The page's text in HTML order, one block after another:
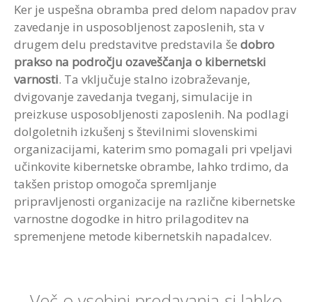
Ker je uspešna obramba pred delom napadov prav
zavedanje in usposobljenost zaposlenih, sta v
drugem delu predstavitve predstavila še dobro
prakso na področju ozaveščanja o kibernetski
varnosti. Ta vključuje stalno izobraževanje,
dvigovanje zavedanja tveganj, simulacije in
preizkuse usposobljenosti zaposlenih. Na podlagi
dolgoletnih izkušenj s številnimi slovenskimi
organizacijami, katerim smo pomagali pri vpeljavi
učinkovite kibernetske obrambe, lahko trdimo, da
takšen pristop omogoča spremljanje
pripravljenosti organizacije na različne kibernetske
varnostne dogodke in hitro prilagoditev na
spremenjene metode kibernetskih napadalcev.